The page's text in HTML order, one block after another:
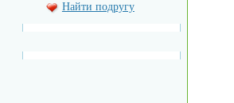
Найти подругу